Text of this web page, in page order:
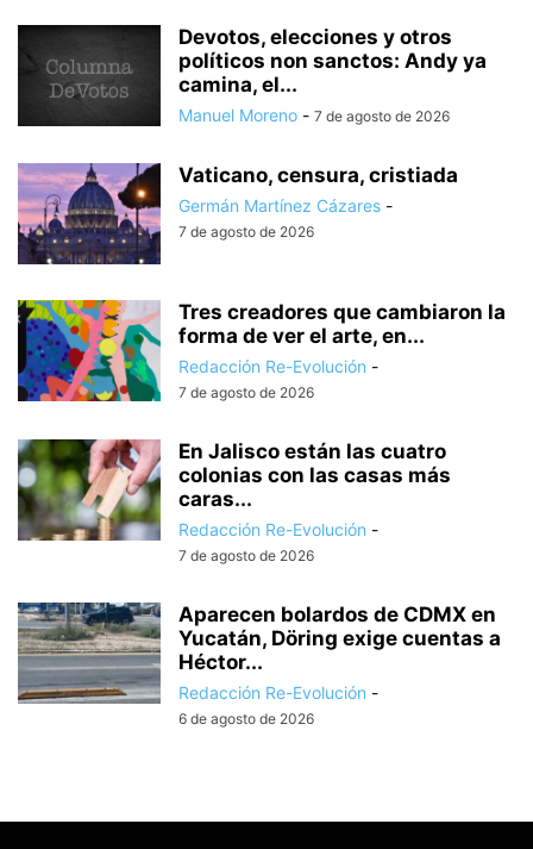
Devotos, elecciones y otros
políticos non sanctos: Andy ya
camina, el...
Manuel Moreno - 7 de agosto de 2026
Vaticano, censura, cristiada
Germán Martínez Cázares -
7 de agosto de 2026
Tres creadores que cambiaron la
forma de ver el arte, en...
Redacción Re-Evolución -
7 de agosto de 2026
En Jalisco están las cuatro
colonias con las casas más
caras...
Redacción Re-Evolución -
7 de agosto de 2026
Aparecen bolardos de CDMX en
Yucatán, Döring exige cuentas a
Héctor...
Redacción Re-Evolución -
6 de agosto de 2026